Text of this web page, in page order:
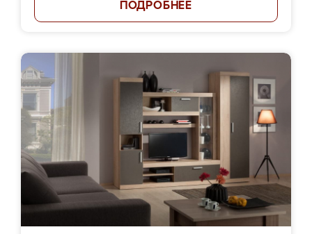
ПОДРОБНЕЕ